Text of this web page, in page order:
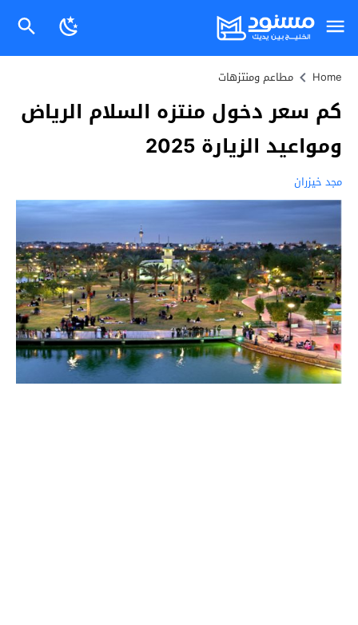
Home مطاعم ومنتزهات
كم سعر دخول منتزه السلام الرياض
ومواعيد الزيارة 2025
مجد خيزران